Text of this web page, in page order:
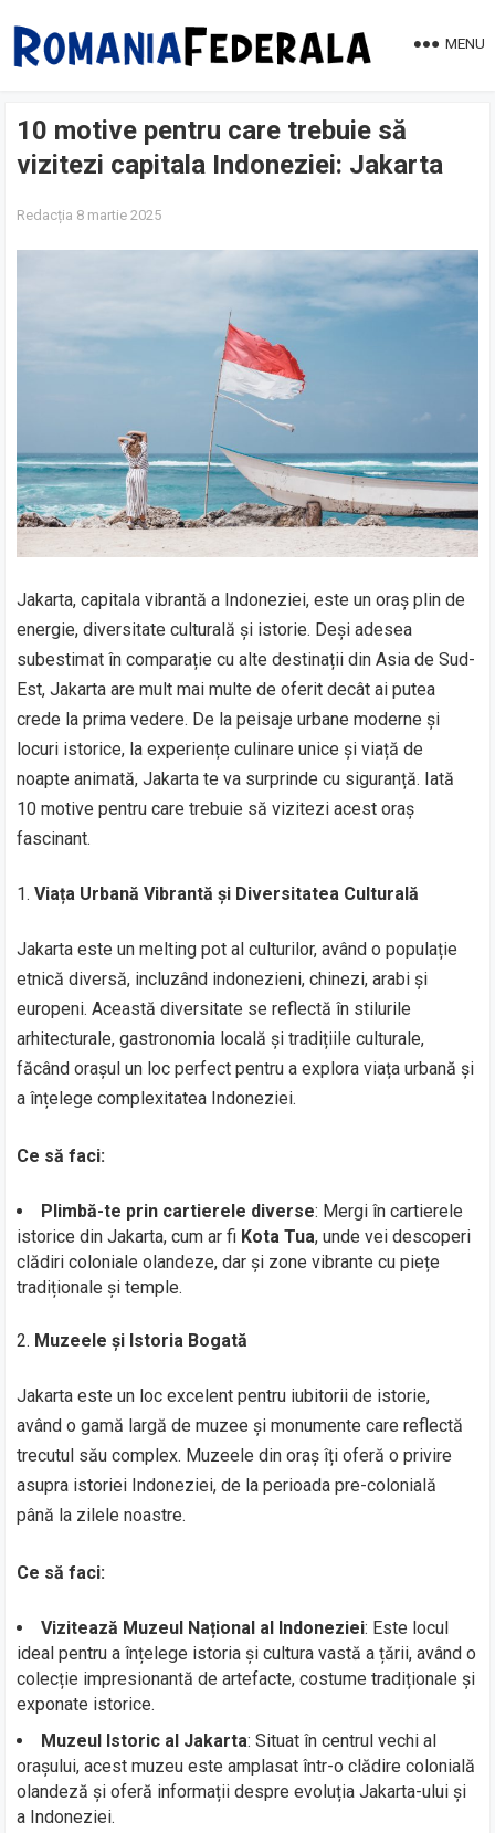
MENU
10 motive pentru care trebuie să
vizitezi capitala Indoneziei: Jakarta
Redacția 8 martie 2025
Jakarta, capitala vibrantă a Indoneziei, este un oraș plin de
energie, diversitate culturală și istorie. Deși adesea
subestimat în comparație cu alte destinații din Asia de Sud-
Est, Jakarta are mult mai multe de oferit decât ai putea
crede la prima vedere. De la peisaje urbane moderne și
locuri istorice, la experiențe culinare unice și viață de
noapte animată, Jakarta te va surprinde cu siguranță. Iată
10 motive pentru care trebuie să vizitezi acest oraș
fascinant.
Viața Urbană Vibrantă și Diversitatea Culturală
Jakarta este un melting pot al culturilor, având o populație
etnică diversă, incluzând indonezieni, chinezi, arabi și
europeni. Această diversitate se reflectă în stilurile
arhitecturale, gastronomia locală și tradițiile culturale,
făcând orașul un loc perfect pentru a explora viața urbană și
a înțelege complexitatea Indoneziei.
Ce să faci:
Plimbă-te prin cartierele diverse: Mergi în cartierele
istorice din Jakarta, cum ar fi Kota Tua, unde vei descoperi
clădiri coloniale olandeze, dar și zone vibrante cu piețe
tradiționale și temple.
Muzeele și Istoria Bogată
Jakarta este un loc excelent pentru iubitorii de istorie,
având o gamă largă de muzee și monumente care reflectă
trecutul său complex. Muzeele din oraș îți oferă o privire
asupra istoriei Indoneziei, de la perioada pre-colonială
până la zilele noastre.
Ce să faci:
Vizitează Muzeul Național al Indoneziei: Este locul
ideal pentru a înțelege istoria și cultura vastă a țării, având o
colecție impresionantă de artefacte, costume tradiționale și
exponate istorice.
Muzeul Istoric al Jakarta: Situat în centrul vechi al
orașului, acest muzeu este amplasat într-o clădire colonială
olandeză și oferă informații despre evoluția Jakarta-ului și
a Indoneziei.